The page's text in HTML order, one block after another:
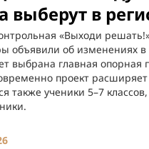
выберут в
«Выходи
объявили об изменениях
выбрана главная опорная
проект
также ученики 5–7